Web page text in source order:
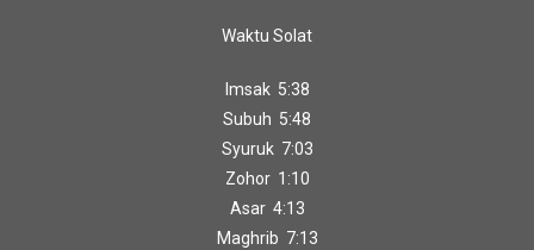
Waktu Solat
Imsak 5:38
Subuh 5:48
Syuruk 7:03
Zohor 1:10
Asar 4:13
Maghrib 7:13